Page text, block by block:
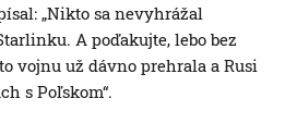
„Nikto sa nevyhrážal
A poďakujte, lebo bez
vojnu už dávno prehrala a Rusi
s Poľskom“.